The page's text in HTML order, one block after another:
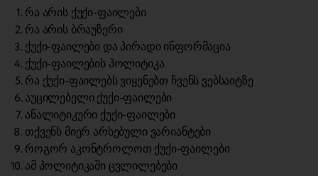
რა არის ქუქი-ფაილები
რა არის ბრაუზერი
ქუქი-ფაილები და პირადი ინფორმაცია
ქუქი-ფაილების პოლიტიკა
რა ქუქი-ფაილებს ვიყენებთ ჩვენს ვებსაიტზე
აუცილებელი ქუქი-ფაილები
ანალიტიკური ქუქი-ფაილები
თქვენს მიერ არსებული ვარიანტები
როგორ აკონტროლოთ ქუქი-ფაილები
ამ პოლიტიკაში ცვლილებები